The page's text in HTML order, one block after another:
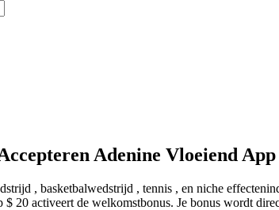
Adenine Vloeiend
, basketbalwedstrijd , tennis , en niche
$ 20 activeert de welkomstbonus. Je bonus wordt